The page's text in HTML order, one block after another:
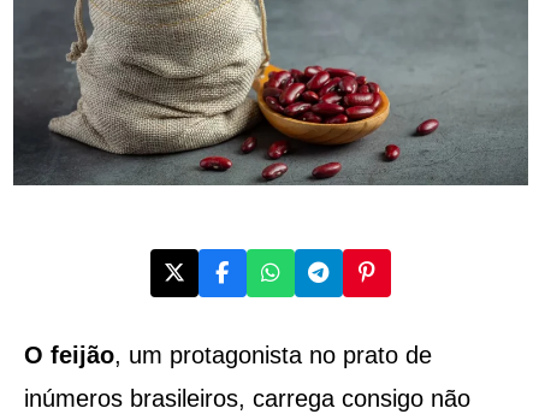
O feijão, um protagonista no prato de
inúmeros brasileiros, carrega consigo não